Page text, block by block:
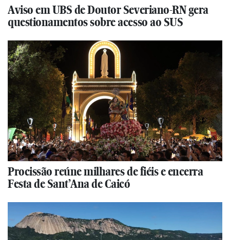
Aviso em UBS de Doutor Severiano-RN gera
questionamentos sobre acesso ao SUS
Procissão reúne milhares de fiéis e encerra
Festa de Sant’Ana de Caicó